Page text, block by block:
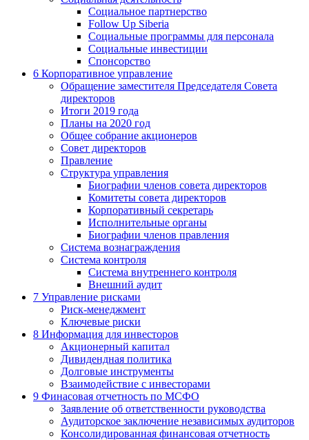
Социальное партнерство
Follow Up Siberia
Социальные программы для персонала
Социальные инвестиции
Спонсорство
6 Корпоративное управление
Обращение заместителя Председателя Совета
директоров
Итоги 2019 года
Планы на 2020 год
Общее собрание акционеров
Совет директоров
Правление
Структура управления
Биографии членов совета директоров
Комитеты совета директоров
Корпоративный секретарь
Исполнительные органы
Биографии членов правления
Система вознаграждения
Система контроля
Система внутреннего контроля
Внешний аудит
7 Управление рисками
Риск-менеджмент
Ключевые риски
8 Информация для инвесторов
Акционерный капитал
Дивидендная политика
Долговые инструменты
Взаимодействие с инвеcторами
9 Финасовая отчетность по МСФО
Заявление об ответственности руководства
Аудиторское заключение независимых аудиторов
Консолидированная финансовая отчетность